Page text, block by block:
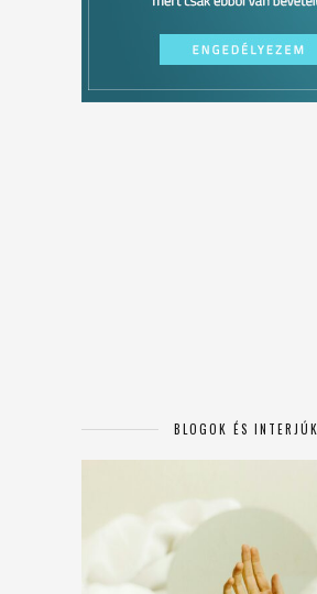
BLOGOK ÉS INTERJÚK